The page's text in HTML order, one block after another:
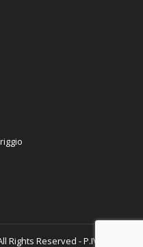
Reserved - P.IVA